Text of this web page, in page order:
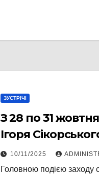
ЗУСТРІЧІ
З 28 по 31
Ігоря
пройшов XIV
Фестиваль
10/11/2025
Головною подією заходу